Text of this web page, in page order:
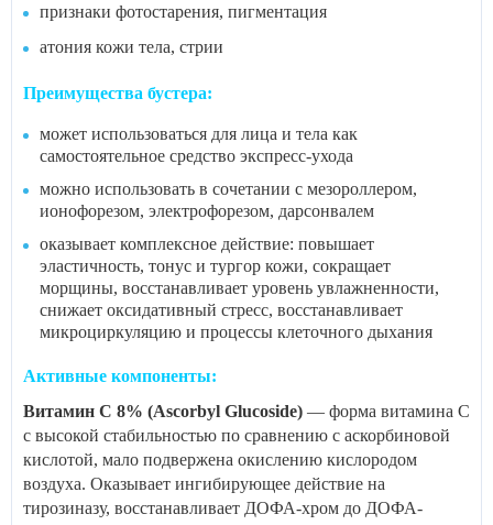
признаки фотостарения, пигментация
атония кожи тела, стрии
Преимущества бустера:
может использоваться для лица и тела как
самостоятельное средство экспресс-ухода
можно использовать в сочетании с мезороллером,
ионофорезом, электрофорезом, дарсонвалем
оказывает комплексное действие: повышает
эластичность, тонус и тургор кожи, сокращает
морщины, восстанавливает уровень увлажненности,
снижает оксидативный стресс, восстанавливает
микроциркуляцию и процессы клеточного дыхания
Активные компоненты:
Витамин С 8% (Ascorbyl Glucoside) — форма витамина С
с высокой стабильностью по сравнению с аскорбиновой
кислотой, мало подвержена окислению кислородом
воздуха. Оказывает ингибирующее действие на
тирозиназу, восстанавливает ДОФА-хром до ДОФА-